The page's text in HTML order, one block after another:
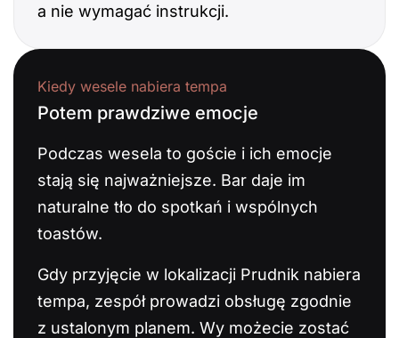
a nie wymagać instrukcji.
Kiedy wesele nabiera tempa
Potem prawdziwe emocje
Podczas wesela to goście i ich emocje
stają się najważniejsze. Bar daje im
naturalne tło do spotkań i wspólnych
toastów.
Gdy przyjęcie w lokalizacji Prudnik nabiera
tempa, zespół prowadzi obsługę zgodnie
z ustalonym planem. Wy możecie zostać